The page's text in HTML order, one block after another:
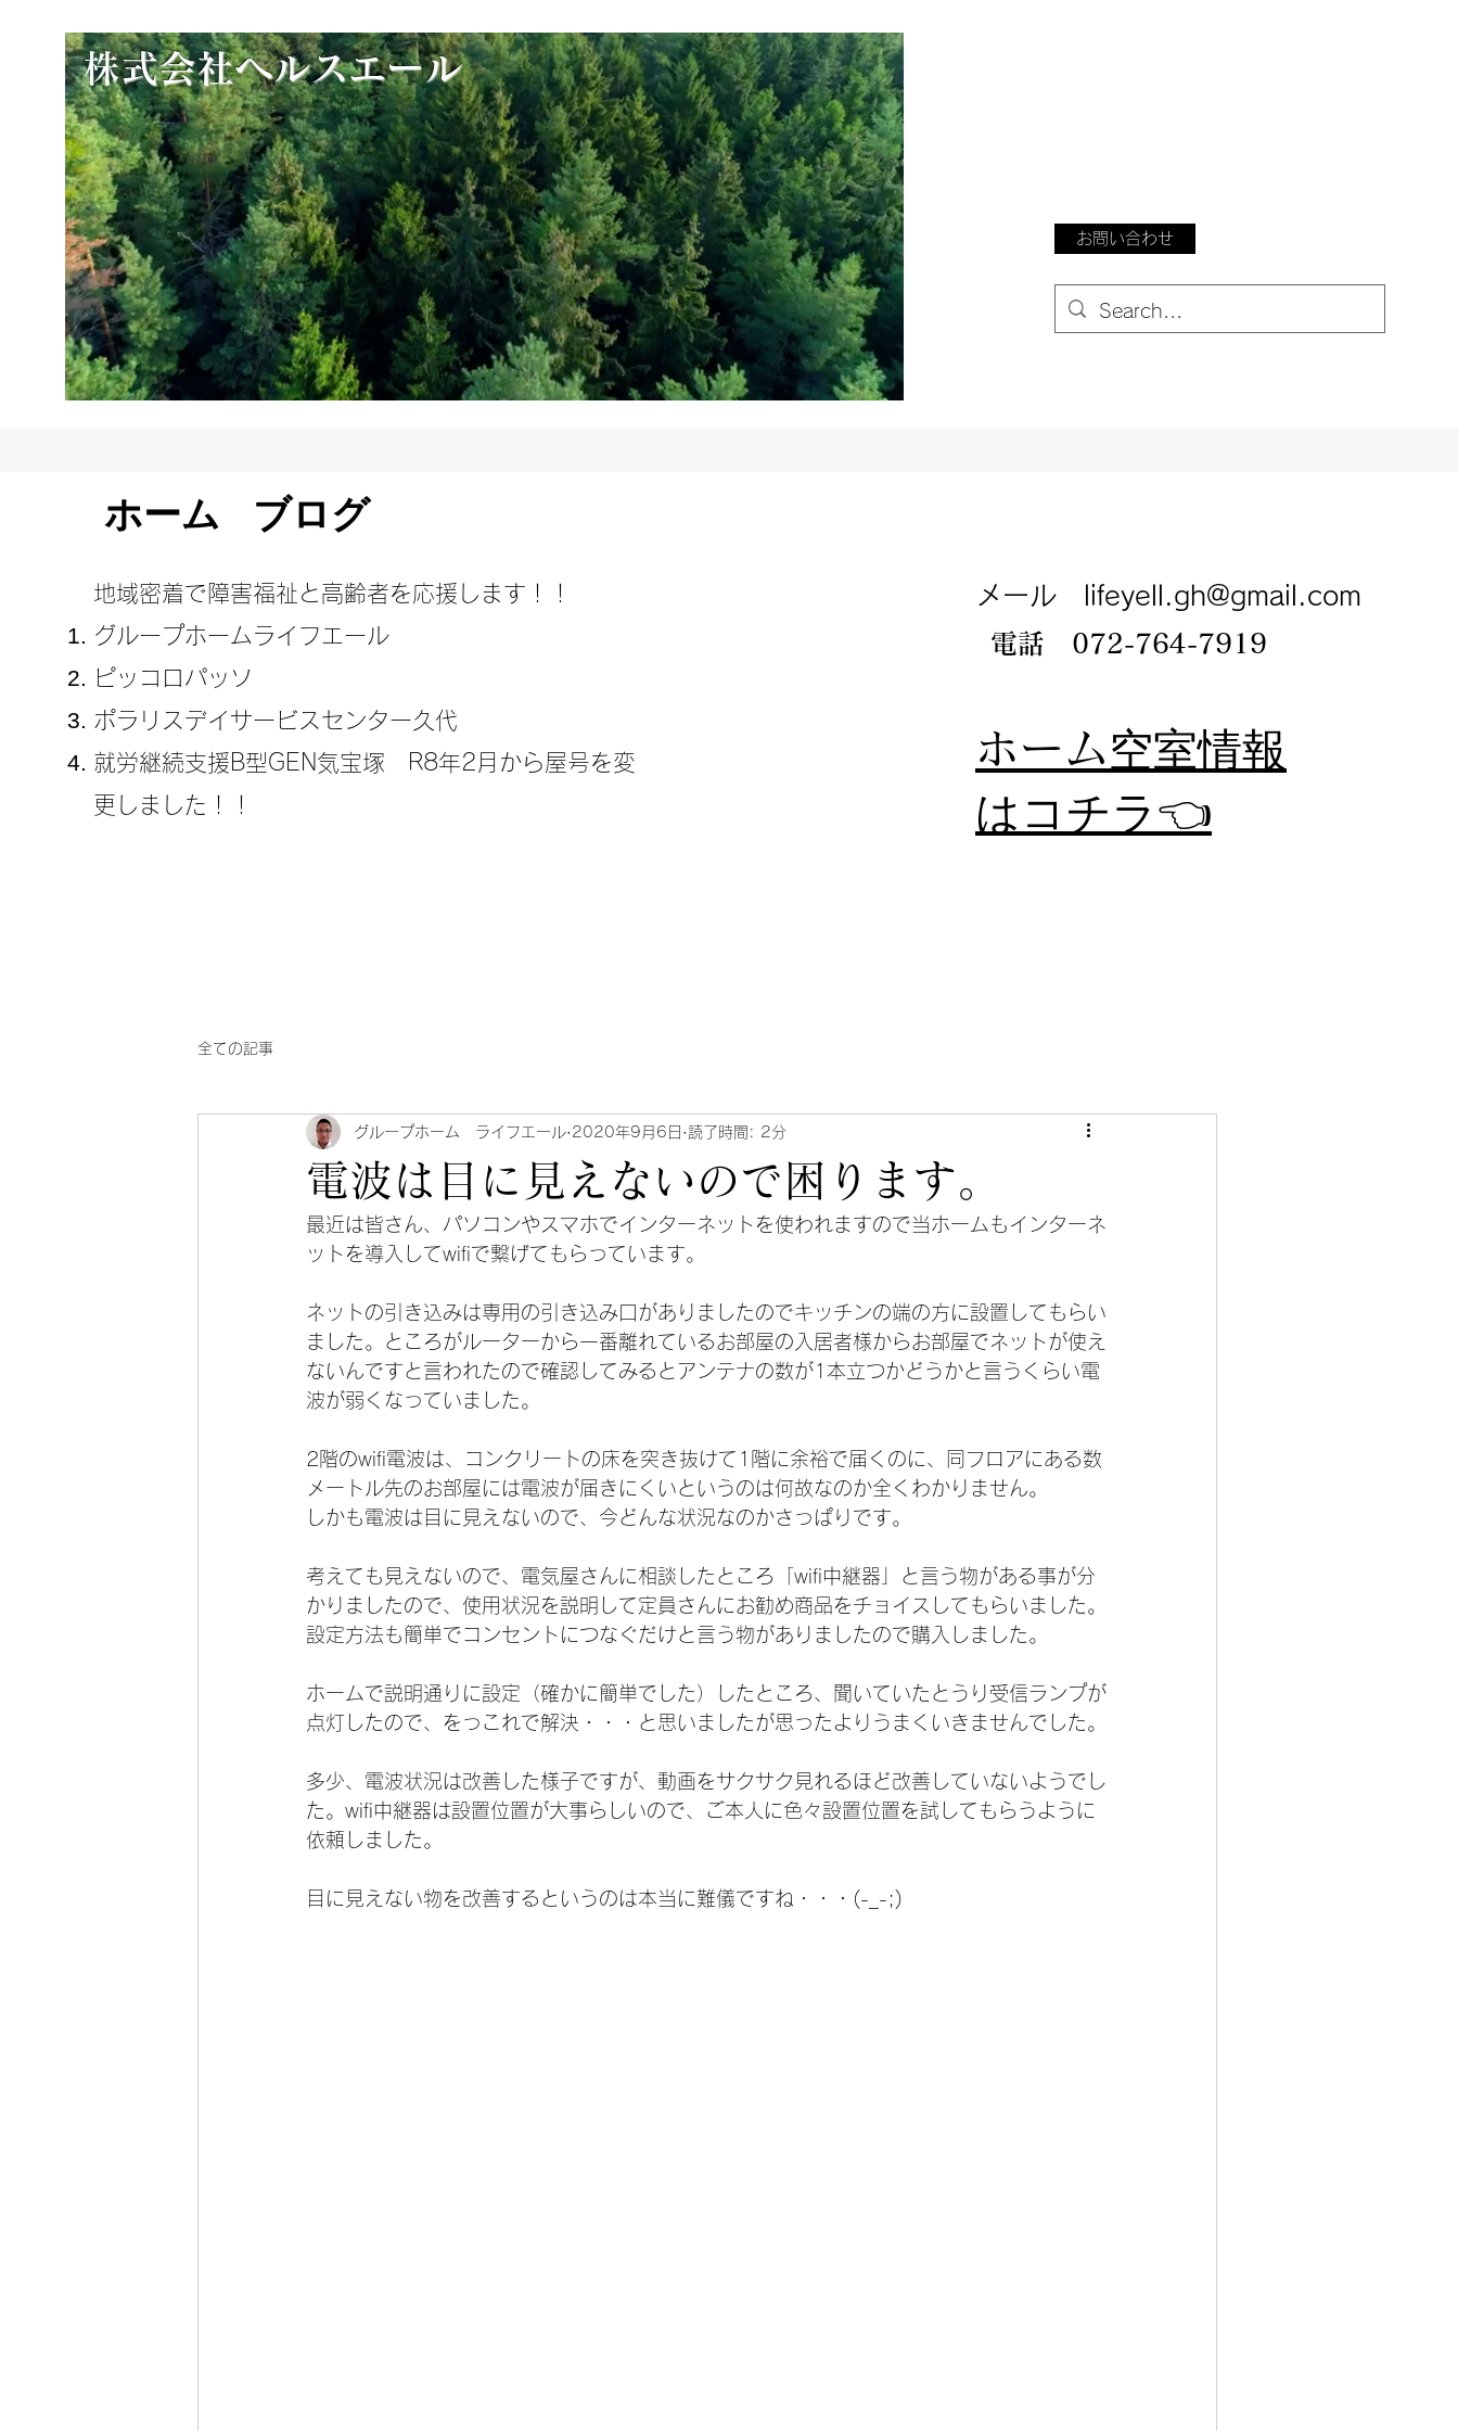
​株式会社ヘルスエール
お問い合わせ
ホーム ブログ
地域密着で障害福祉と高齢者を応援します！！
グループホームライフエール
ピッコロパッソ
ポラリスデイサービスセンター久代
​就労継続支援B型GEN気宝塚 R8年2月から屋号を変
更しました！！
メール
lifeyell.gh@gmail.com
電話 072-764-7919
​ホーム空室情報
​はコチラ👈
全ての記事
電波は目に見えないので困ります。
グループホーム ライフエール 2020年9月6日 読了時間: 2分
最近は皆さん、パソコンやスマホでインターネットを使われますので当ホームもインターネ
ットを導入してwifiで繋げてもらっています。
ネットの引き込みは専用の引き込み口がありましたのでキッチンの端の方に設置してもらい
ました。ところがルーターから一番離れているお部屋の入居者様からお部屋でネットが使え
ないんですと言われたので確認してみるとアンテナの数が1本立つかどうかと言うくらい電
波が弱くなっていました。
2階のwifi電波は、コンクリートの床を突き抜けて1階に余裕で届くのに、同フロアにある数
メートル先のお部屋には電波が届きにくいというのは何故なのか全くわかりません。
しかも電波は目に見えないので、今どんな状況なのかさっぱりです。
考えても見えないので、電気屋さんに相談したところ「wifi中継器」と言う物がある事が分
かりましたので、使用状況を説明して定員さんにお勧め商品をチョイスしてもらいました。
設定方法も簡単でコンセントにつなぐだけと言う物がありましたので購入しました。
ホームで説明通りに設定（確かに簡単でした）したところ、聞いていたとうり受信ランプが
点灯したので、をっこれで解決・・・と思いましたが思ったよりうまくいきませんでした。
多少、電波状況は改善した様子ですが、動画をサクサク見れるほど改善していないようでし
た。wifi中継器は設置位置が大事らしいので、ご本人に色々設置位置を試してもらうように
依頼しました。
目に見えない物を改善するというのは本当に難儀ですね・・・(-_-;)